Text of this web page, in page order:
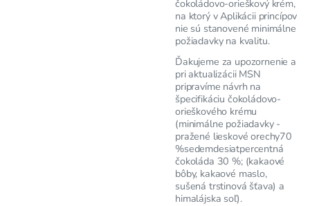
čokoládovo-orieškový krém,
na ktorý v Aplikácii princípov
nie sú stanovené minimálne
požiadavky na kvalitu.
Ďakujeme za upozornenie a
pri aktualizácii MSN
pripravíme návrh na
špecifikáciu čokoládovo-
orieškového krému
(minimálne požiadavky -
pražené lieskové orechy70
%sedemdesiatpercentná
čokoláda 30 %; (kakaové
bôby, kakaové maslo,
sušená trstinová šťava) a
himalájska soľ).